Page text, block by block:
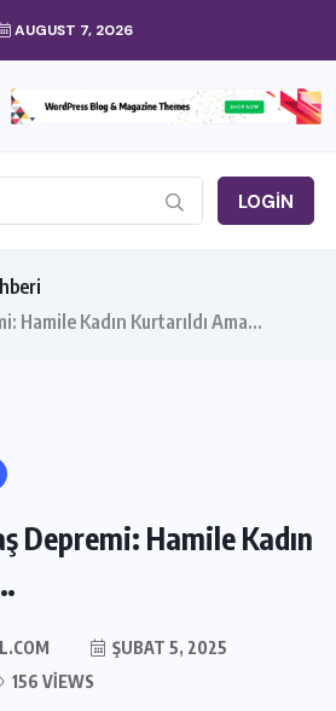
AUGUST 7, 2026
LOGIN
Hamile Kadın Kurtarıldı Ama…
Depremi: Hamile Kadın
ŞUBAT 5, 2025
156 VIEWS